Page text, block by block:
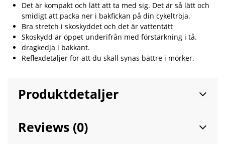
Det är kompakt och lätt att ta med sig. Det är så lätt och
smidigt att packa ner i bakfickan på din cykeltröja.
Bra stretch i skoskyddet och det är vattentätt
Skoskydd är öppet underifrån med förstärkning i tå.
dragkedja i bakkant.
Reflexdetaljer för att du skall synas bättre i mörker.
Produktdetaljer
Reviews (0)